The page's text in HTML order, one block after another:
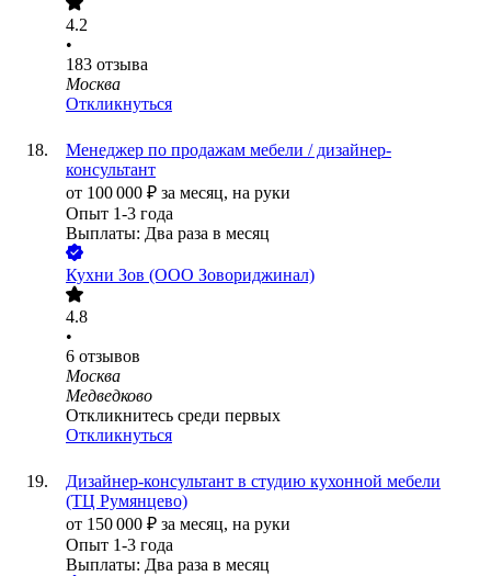
4.2
•
183 отзыва
Москва
Откликнуться
Менеджер по продажам мебели / дизайнер-
консультант
от 100 000 ₽ за месяц, на руки
Опыт 1-3 года
Выплаты: Два раза в месяц
Кухни Зов (ООО Зовориджинал)
4.8
•
6 отзывов
Москва
Медведково
Откликнитесь среди первых
Откликнуться
Дизайнер-консультант в студию кухонной мебели
(ТЦ Румянцево)
от 150 000 ₽ за месяц, на руки
Опыт 1-3 года
Выплаты: Два раза в месяц